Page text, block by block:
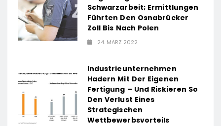
Schwarzarbeit; Ermittlungen
Führten Den Osnabrücker
Zoll Bis Nach Polen
24. MÄRZ 2022
Industrieunternehmen
Hadern Mit Der Eigenen
Fertigung – Und Riskieren So
Den Verlust Eines
Strategischen
Wettbewerbsvorteils